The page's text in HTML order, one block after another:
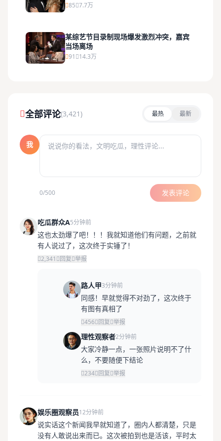
85 7.7万
某综艺节目录制现场爆发激烈冲突，嘉宾
当场离场
91 14.3万
全部评论(3,421) 最热 最新
我
0/500 发表评论
吃瓜群众A5分钟前
这也太劲爆了吧！！！我就知道他们有问题，之前就
有人说过了，这次终于实锤了！
2,341 回复 举报
路人甲3分钟前
同感！早就觉得不对劲了，这次终于
有图有真相了
456 回复 举报
理性观察者2分钟前
大家冷静一点，一张照片说明不了什
么，不要随便下结论
234 回复 举报
娱乐圈观察员12分钟前
说实话这个新闻我早就知道了，圈内人都清楚，只是
没有人敢说出来而已。这次被拍到也是活该，平时太